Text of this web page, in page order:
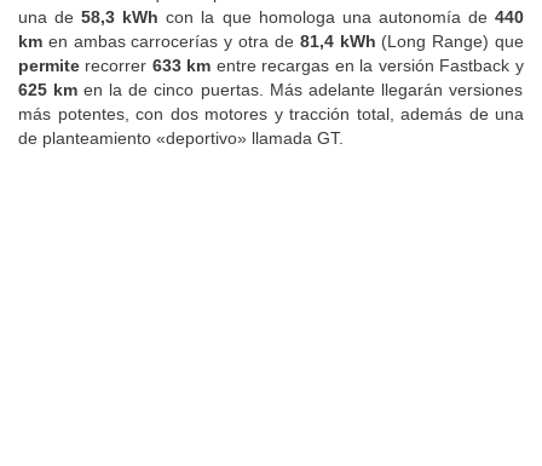
204 caballos—que se puede asociar a dos baterías distintas:
una de58,3 kWhcon la que homologa una autonomía de440
kmen ambas carrocerías y otra de81,4 kWh (Long Range) que
permiterecorrer 633 kmentre recargas en la versión Fastback y
625
kmen la de cinco puertas. Más adelante llegarán versiones
más potentes, con dos motores y tracción total, además de una